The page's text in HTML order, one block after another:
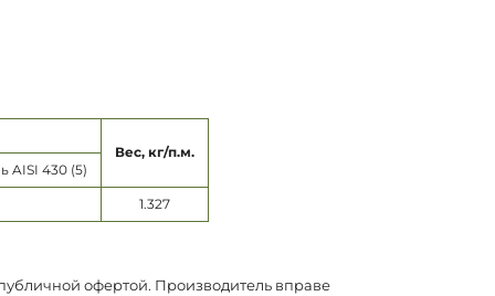
Вес, кг/п.м.
AISI 430 (5)
1.327
офертой. Производитель вправе